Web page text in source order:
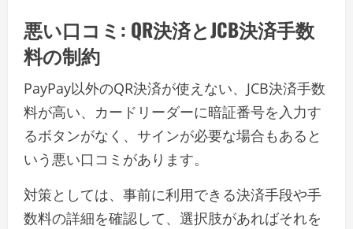
悪い口コミ: QR決済とJCB決済手数
料の制約
PayPay以外のQR決済が使えない、JCB決済手数
料が高い、カードリーダーに暗証番号を入力す
るボタンがなく、サインが必要な場合もあると
いう悪い口コミがあります。
対策としては、事前に利用できる決済手段や手
数料の詳細を確認して、選択肢があればそれを